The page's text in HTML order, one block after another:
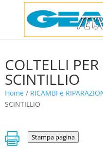
COLTELLI
SCINTILLIO
Home / RICAMBI e
SCINTILLIO
 Stampa pagina